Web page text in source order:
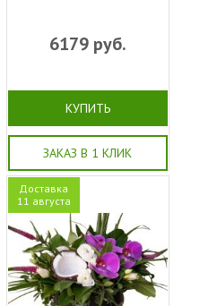
6179руб.
КУПИТЬ
ЗАКАЗ В 1 КЛИК
Доставка
11 августа